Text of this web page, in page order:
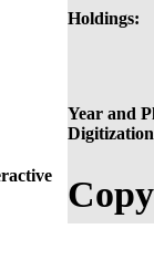
Holdings:
Year and